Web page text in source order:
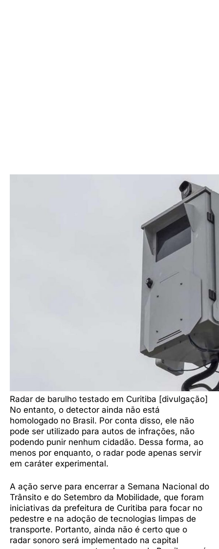
Radar de barulho testado em Curitiba [divulgação]
No entanto, o detector ainda não está
homologado no Brasil. Por conta disso, ele não
pode ser utilizado para autos de infrações, não
podendo punir nenhum cidadão. Dessa forma, ao
menos por enquanto, o radar pode apenas servir
em caráter experimental.
A ação serve para encerrar a Semana Nacional do
Trânsito e do Setembro da Mobilidade, que foram
iniciativas da prefeitura de Curitiba para focar no
pedestre e na adoção de tecnologias limpas de
transporte. Portanto, ainda não é certo que o
radar sonoro será implementado na capital